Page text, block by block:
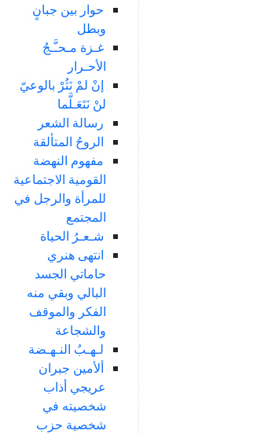
حوار بين جبانٍ
وبطل
غـزة مـحـَّـجُ
الأحـرار
إنْ لمْ نَثُرْ بالوعيّ
لنْ نَتَعَـلَّما
رسالة الشعر
الروحُ المتألقة
مفهوم النهضة
القومية الاجتماعية
للمرأة والرجل في
المجتمع
شـعـرُ الحياة
انتهى هنري
حاماتي الجسد
البالي وبقي منه
الفكر والموقف
والشجاعة
لـهـبُ النـهـضة
ألأمين جبران
عريجي أذاب
شخصيته في
شخصية حزب